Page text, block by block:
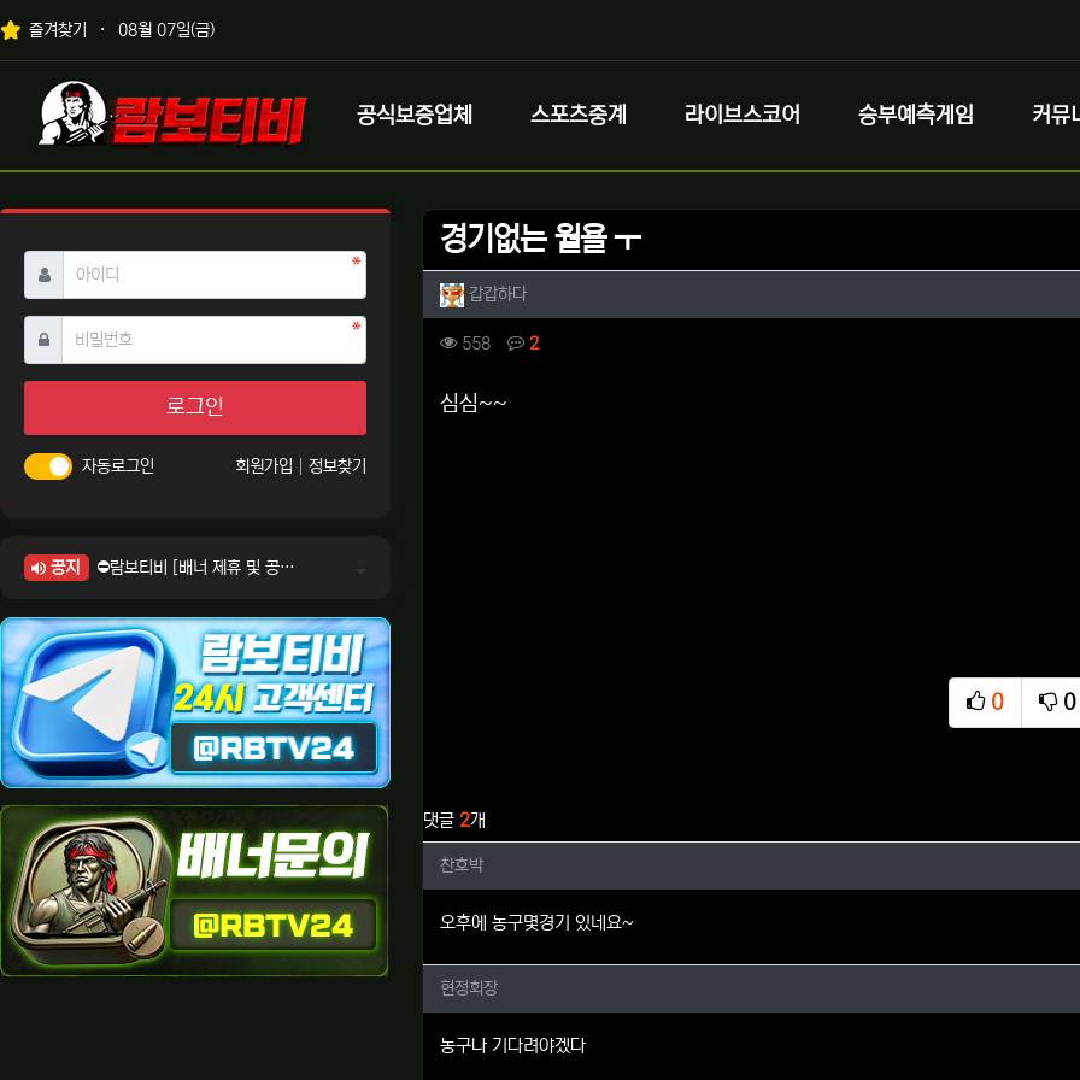
상단 네비
즐겨찾기 08월 07일(금)
메인 메뉴
로고
공식보증업체 스포츠중계 라이브스코어 승부예측게임 커뮤
경기없는 월욜 ㅜ
작성자 정보
갑갑하다작성
컨텐츠 정보
558조회 2댓글
본문
심심~~
0
추천
0
비
댓글 2개
찬호박님의 댓글
찬호박
오후에 농구몇경기 있네요~
현정회장님의 댓글
현정회장
농구나 기다려야겠다
아이디 필수
비밀번호필수
로그인
자동로그인 회원가입 정보찾기
공지
⛔람보티비 [배너 제휴 및 공식 입점 문의 안내]
⛔람보티비 [정회원 등급UP! 안내사항]
⛔람보티비 [채팅방 이용시 주의사항]
⛔람보티비 [공식보증업체 안내]